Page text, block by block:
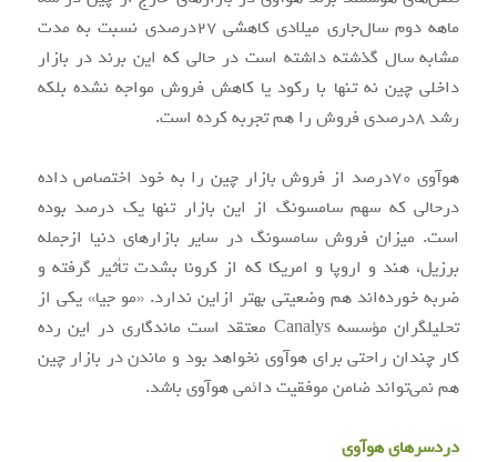
ماهه دوم سال‌جاری میلادی کاهشی ۲۷درصدی نسبت به مدت
مشابه سال گذشته داشته است در حالی که این برند در بازار
داخلی چین نه تنها با رکود یا کاهش فروش مواجه نشده بلکه
رشد ۸درصدی فروش را هم تجربه کرده است.
هوآوی ۷۰درصد از فروش بازار چین را به خود اختصاص داده
درحالی که سهم سامسونگ از این بازار تنها یک درصد بوده
است. میزان فروش سامسونگ در سایر بازارهای دنیا ازجمله
برزیل، هند و اروپا و امریکا که از کرونا بشدت تأثیر گرفته و
ضربه خورده‌اند هم وضعیتی بهتر ازاین ندارد. «مو جیا» یکی از
تحلیلگران مؤسسه Canalys معتقد است ماندگاری در این رده
کار چندان راحتی برای هوآوی نخواهد بود و ماندن در بازار چین
هم نمی‌تواند ضامن موفقیت دائمی هوآوی باشد.
دردسرهای هوآوی